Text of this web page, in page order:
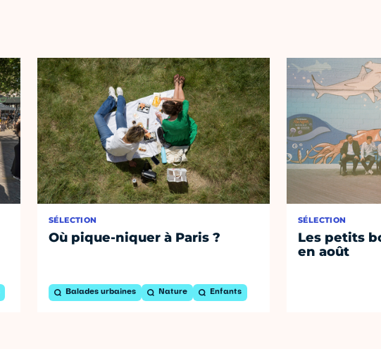
SÉLECTION
Où pique-niquer à Paris ?
Balades urbaines Nature Enfants
SÉLECTION
Les petits
en août